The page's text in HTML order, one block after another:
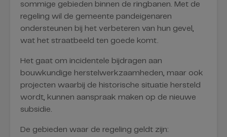
sommige gebieden binnen de ringbanen. Met de
regeling wil de gemeente pandeigenaren
ondersteunen bij het verbeteren van hun gevel,
wat het straatbeeld ten goede komt.
Het gaat om incidentele bijdragen aan
bouwkundige herstelwerkzaamheden, maar ook
projecten waarbij de historische situatie hersteld
wordt, kunnen aanspraak maken op de nieuwe
subsidie.
De gebieden waar de regeling geldt zijn: